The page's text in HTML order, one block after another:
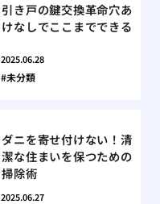
引き戸の鍵交換革命穴あ
けなしでここまでできる
2025.06.28
未分類
ダニを寄せ付けない！清
潔な住まいを保つための
掃除術
2025.06.27